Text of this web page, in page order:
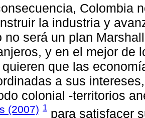
Colombia
la industria y
no será un plan
y en el mejor de
que las
a sus
colonial -territorios
(2007) 1 para satisfacer